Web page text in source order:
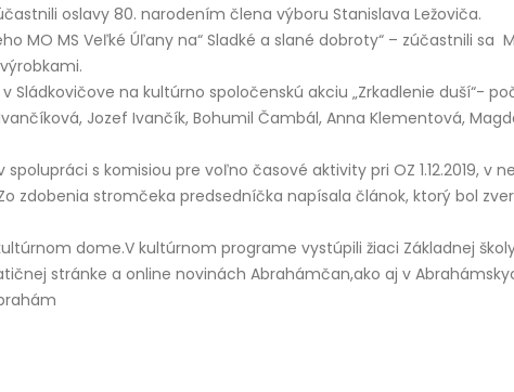
oslavy 80. narodením člena výboru Stanislava Ležoviča.
MO MS Veľké Úľany na“ Sladké a slané dobroty“ – zúčastnili
Sládkovičove na kultúrno spoločenskú akciu „Zrkadlenie duší“-
Jozef Ivančík, Bohumil Čambál, Anna Klementová,
s komisiou pre voľno časové aktivity pri OZ 1.12.2019,
zdobenia stromčeka predsedníčka napísala článok, ktorý bol
dome.V kultúrnom programe vystúpili žiaci Základnej
stránke a online novinách Abrahámčan,ako aj v